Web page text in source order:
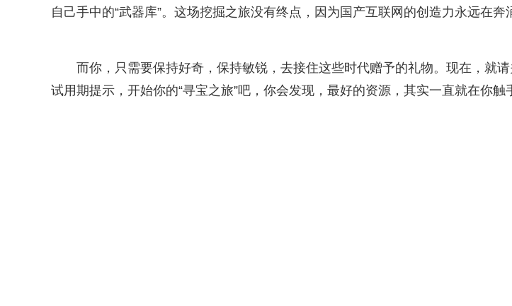
自己手中的“武器库”。这场挖掘之旅没有终点，因为国产互联网的创造力永远在奔
而你，只需要保持好奇，保持敏锐，去接住这些时代赠予的礼物。现在，就
试用期提示，开始你的“寻宝之旅”吧，你会发现，最好的资源，其实一直就在你触